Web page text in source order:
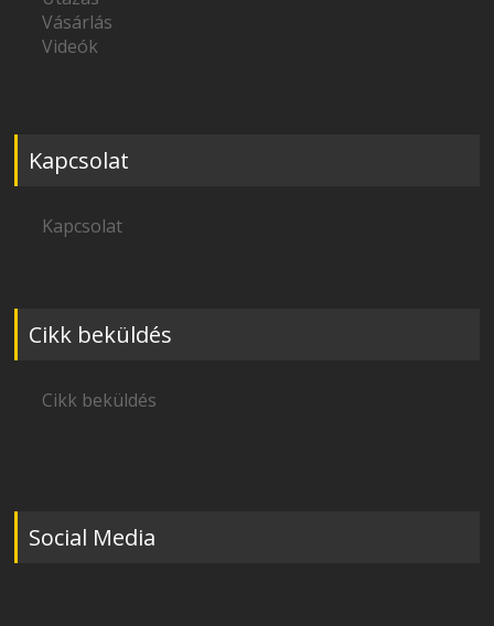
Vásárlás
Videók
Kapcsolat
Kapcsolat
Cikk beküldés
Cikk beküldés
Social Media